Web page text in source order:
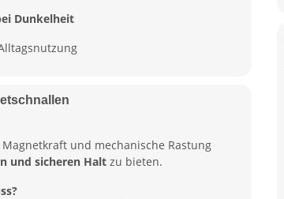
Dunkelheit
und mechanische Rastung
und sicheren Halt zu bieten.